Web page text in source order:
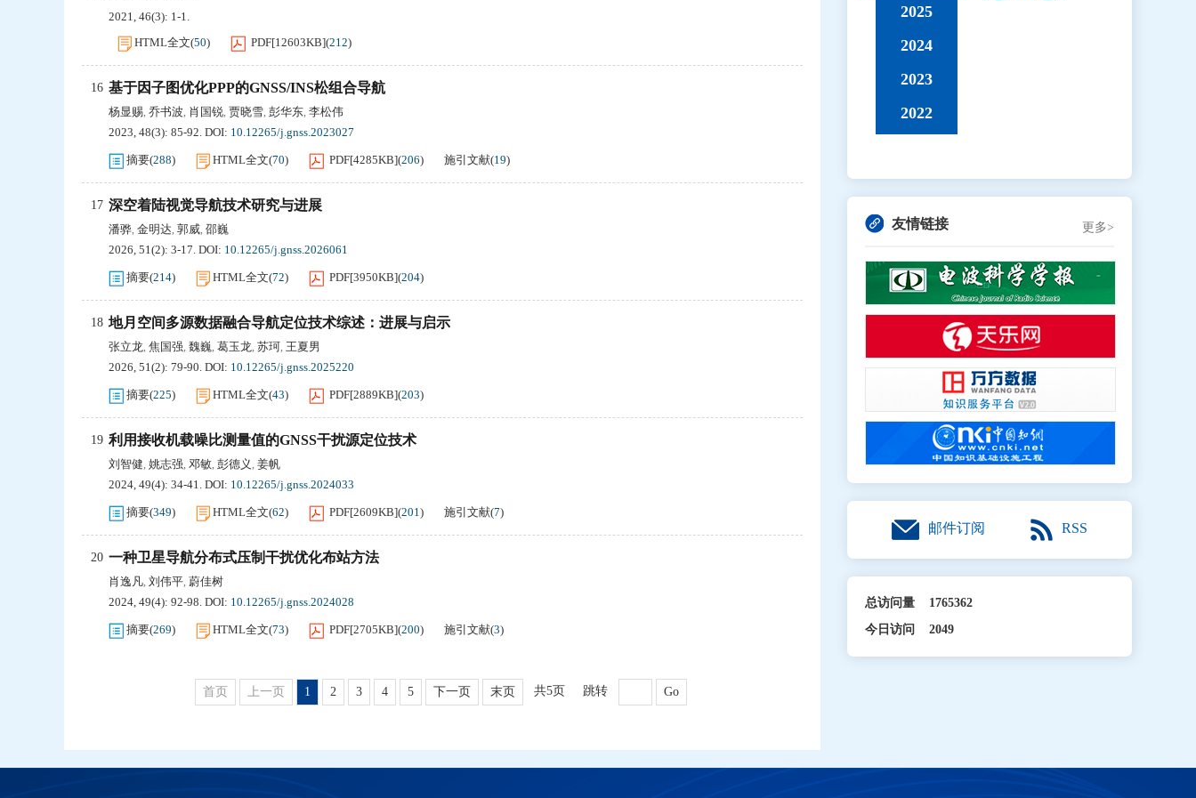
2021, 46(3): 1-1.
HTML全文(50) PDF[12603KB](212)
16 基于因子图优化PPP的GNSS/INS松组合导航
杨显赐, 乔书波, 肖国锐, 贾晓雪, 彭华东, 李松伟
2023, 48(3): 85-92. DOI: 10.12265/j.gnss.2023027
摘要(288) HTML全文(70) PDF[4285KB](206) 施引文献(19)
17 深空着陆视觉导航技术研究与进展
潘骅, 金明达, 郭威, 邵巍
2026, 51(2): 3-17. DOI: 10.12265/j.gnss.2026061
摘要(214) HTML全文(72) PDF[3950KB](204)
18 地月空间多源数据融合导航定位技术综述：进展与启示
张立龙, 焦国强, 魏巍, 葛玉龙, 苏珂, 王夏男
2026, 51(2): 79-90. DOI: 10.12265/j.gnss.2025220
摘要(225) HTML全文(43) PDF[2889KB](203)
19 利用接收机载噪比测量值的GNSS干扰源定位技术
刘智健, 姚志强, 邓敏, 彭德义, 姜帆
2024, 49(4): 34-41. DOI: 10.12265/j.gnss.2024033
摘要(349) HTML全文(62) PDF[2609KB](201) 施引文献(7)
20 一种卫星导航分布式压制干扰优化布站方法
肖逸凡, 刘伟平, 蔚佳树
2024, 49(4): 92-98. DOI: 10.12265/j.gnss.2024028
摘要(269) HTML全文(73) PDF[2705KB](200) 施引文献(3)
首页 上一页 1 2 3 4 5 下一页 末页 共5页 跳转 Go
2025
2024
2023
2022
友情链接 更多>
邮件订阅 RSS
总访问量 1765362
今日访问 2049